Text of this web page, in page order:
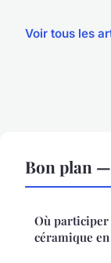
Voir tous les
Bon plan
Où participer
céramique en